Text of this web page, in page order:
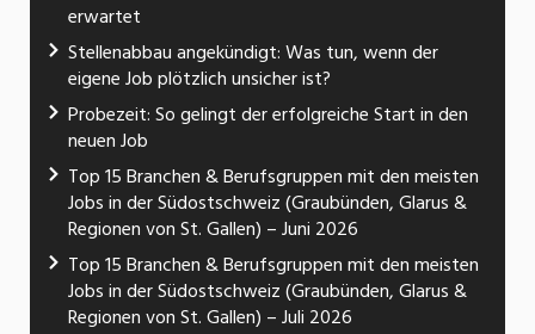
erwartet
Stellenabbau angekündigt: Was tun, wenn der
eigene Job plötzlich unsicher ist?
Probezeit: So gelingt der erfolgreiche Start in den
neuen Job
Top 15 Branchen & Berufsgruppen mit den meisten
Jobs in der Südostschweiz (Graubünden, Glarus &
Regionen von St. Gallen) – Juni 2026
Top 15 Branchen & Berufsgruppen mit den meisten
Jobs in der Südostschweiz (Graubünden, Glarus &
Regionen von St. Gallen) – Juli 2026